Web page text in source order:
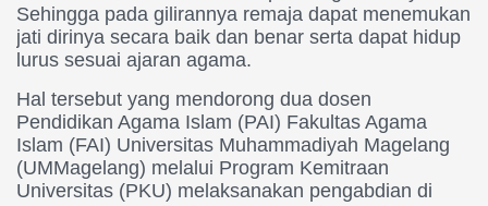
Sehingga pada gilirannya remaja dapat menemukan
jati dirinya secara baik dan benar serta dapat hidup
lurus sesuai ajaran agama.
Hal tersebut yang mendorong dua dosen
Pendidikan Agama Islam (PAI) Fakultas Agama
Islam (FAI) Universitas Muhammadiyah Magelang
(UMMagelang) melalui Program Kemitraan
Universitas (PKU) melaksanakan pengabdian di